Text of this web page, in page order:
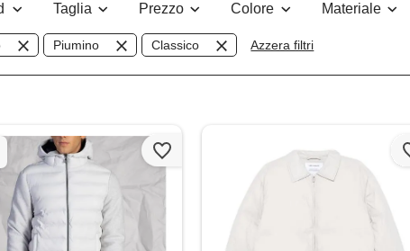
Taglia Prezzo Colore Materiale
Piumino Classico Azzera filtri